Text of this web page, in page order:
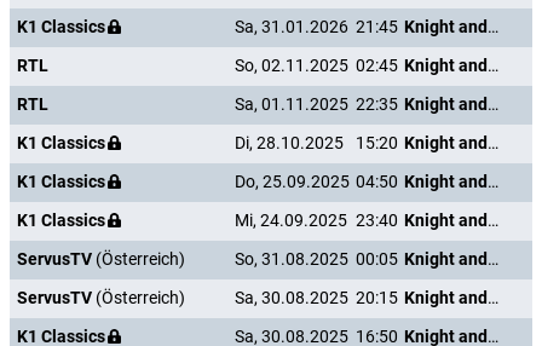
K1 Classics
Sa, 31.01.2026 21:45
Knight and Day
RTL
So, 02.11.2025 02:45
Knight and Day
RTL
Sa, 01.11.2025 22:35
Knight and Day
K1 Classics
Di, 28.10.2025 15:20
Knight and Day
K1 Classics
Do, 25.09.2025 04:50
Knight and Day
K1 Classics
Mi, 24.09.2025 23:40
Knight and Day
ServusTV (Österreich) So, 31.08.2025 00:05
Knight and Day
ServusTV (Österreich) Sa, 30.08.2025 20:15
Knight and Day
K1 Classics
Sa, 30.08.2025 16:50
Knight and Day